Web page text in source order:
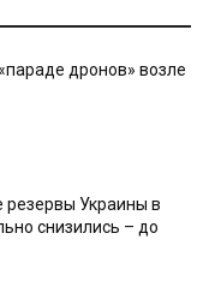
дронов» возле
Украины в
снизились – до